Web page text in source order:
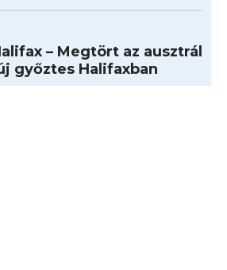
– Megtört az ausztrál
győztes Halifaxban